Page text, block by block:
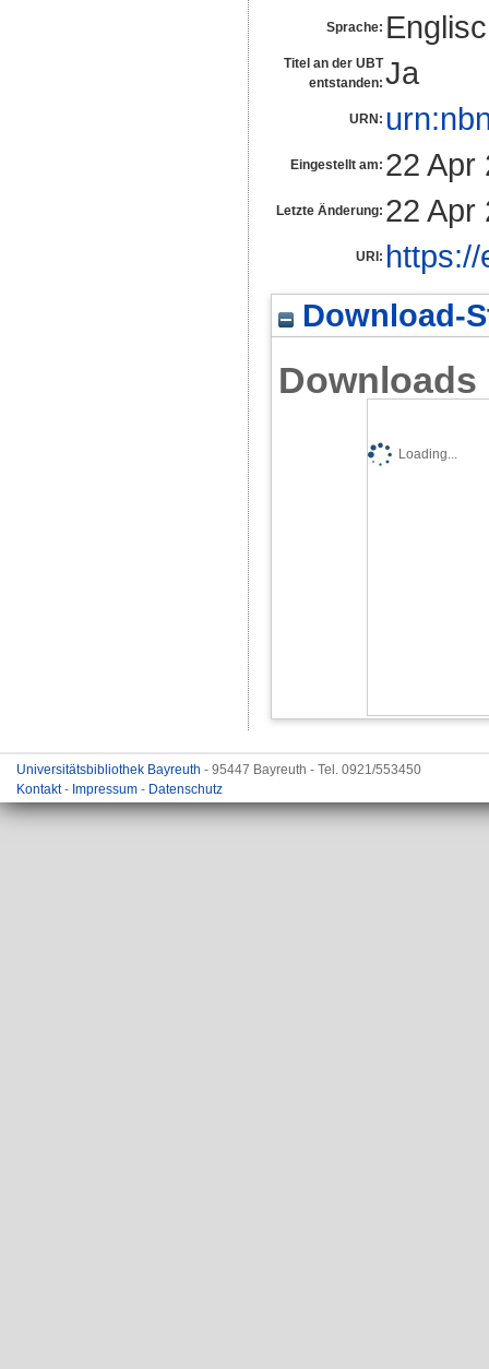
Sprache:
Titel an der UBT
entstanden: Ja
URN:
Eingestellt am: 22 Apr
Letzte Änderung: 22 Apr
URI:
Download-
Downloads
Loading...
Universitätsbibliothek Bayreuth - 95447 Bayreuth - Tel. 0921/553450
Kontakt- Impressum - Datenschutz